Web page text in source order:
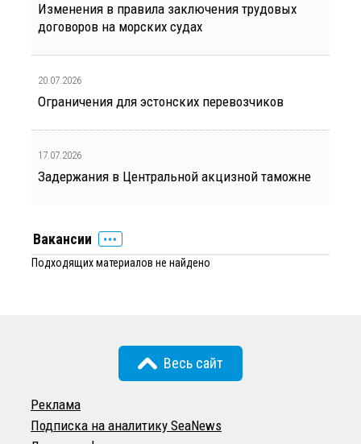
Изменения в правила заключения трудовых
договоров на морских судах
20.07.2026
Ограничения для эстонских перевозчиков
17.07.2026
Задержания в Центральной акцизной таможне
Вакансии
Подходящих материалов не найдено
Весь сайт
Реклама
Подписка на аналитику SeaNews